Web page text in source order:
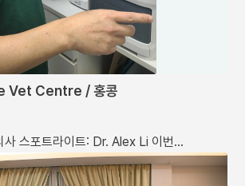
Vet Centre / 홍콩
스포트라이트: Dr. Alex Li 이번…